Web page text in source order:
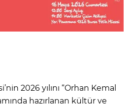
2026 yılını “Orhan Kemal
hazırlanan kültür ve